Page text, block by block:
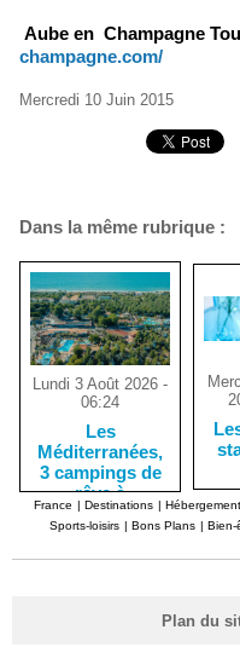
Aube en Champagne
champagne.com/
Mercredi 10 Juin 2015
Dans la même rubrique :
Lundi 3 Août 2026 -
06:24
Les
Méditerranées,
3 campings de
rêve à
Marseillan-
Plage
France | Destinations | Hébergement
Sports-loisirs | Bons Plans | Bien-
Plan du